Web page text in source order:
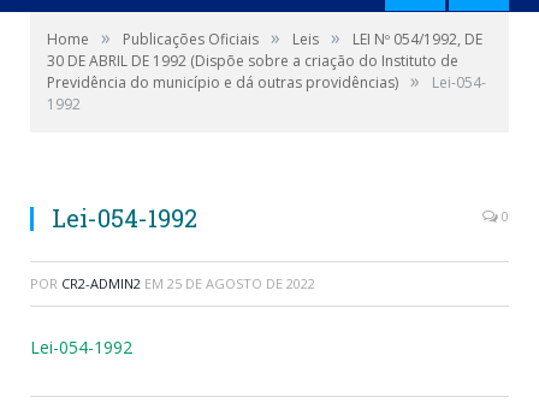
Home » Publicações Oficiais » Leis »
LEI Nº 054/1992, DE
30 DE ABRIL DE 1992 (Dispõe sobre a criação do Instituto de
Previdência do município e dá outras providências) »
Lei-054-
1992
Lei-054-1992 0
POR CR2-ADMIN2 EM 25 DE AGOSTO DE 2022
Lei-054-1992